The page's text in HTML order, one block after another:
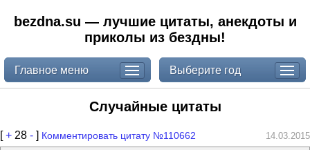
bezdna.su — лучшие цитаты, анекдоты и
приколы из бездны!
Главное меню Выберите год
Случайные цитаты
[+ 28 - ] Комментировать цитату №110662 14.03.2015